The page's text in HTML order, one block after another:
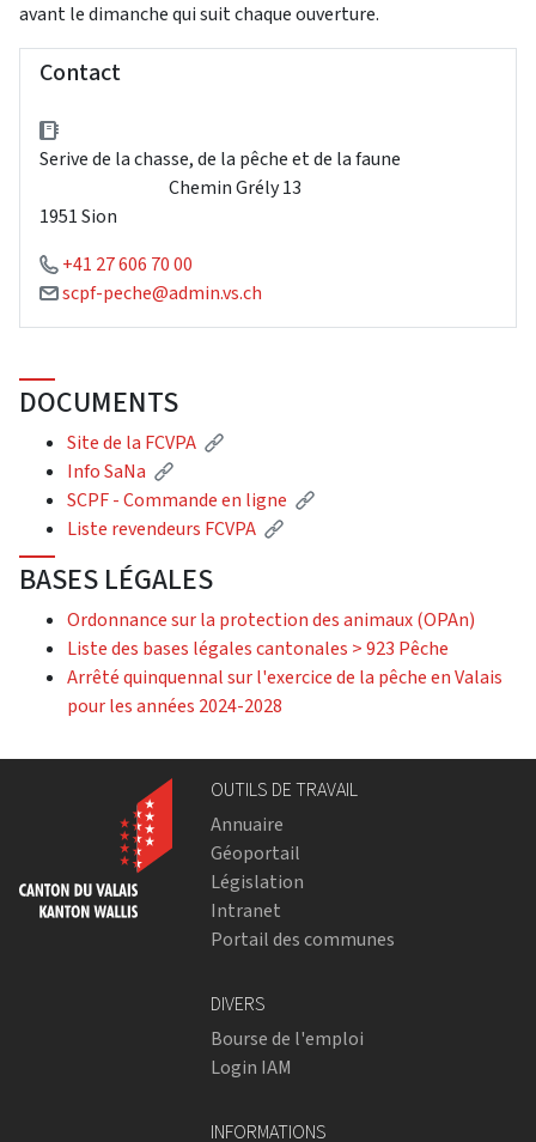
avant le dimanche qui suit chaque ouverture.
Contact
Serive de la chasse, de la pêche et de la faune
Chemin Grély 13
1951 Sion
+41 27 606 70 00
scpf-peche@admin.vs.ch
DOCUMENTS
Site de la FCVPA
Info SaNa
SCPF - Commande en ligne
Liste revendeurs FCVPA
BASES LÉGALES
Ordonnance sur la protection des animaux (OPAn)
Liste des bases légales cantonales > 923 Pêche
Arrêté quinquennal sur l'exercice de la pêche en Valais
pour les années 2024-2028
OUTILS DE TRAVAIL
Annuaire
Géoportail
Législation
Intranet
Portail des communes
DIVERS
Bourse de l'emploi
Login IAM
INFORMATIONS